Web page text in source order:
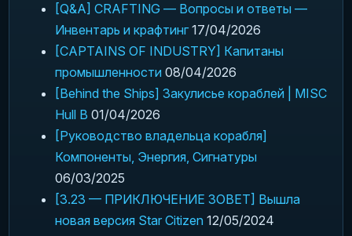
[Q&A] CRAFTING — Вопросы и ответы —
Инвентарь и крафтинг 17/04/2026
[CAPTAINS OF INDUSTRY] Капитаны
промышленности 08/04/2026
[Behind the Ships] Закулисье кораблей | MISC
Hull B 01/04/2026
[Руководство владельца корабля]
Компоненты, Энергия, Сигнатуры
06/03/2025
[3.23 — ПРИКЛЮЧЕНИЕ ЗОВЕТ] Вышла
новая версия Star Citizen 12/05/2024